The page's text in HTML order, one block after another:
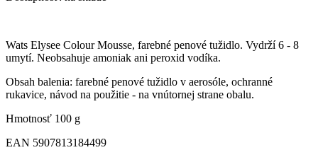
Wats Elysee Colour Mousse, farebné penové tužidlo. Vydrží 6 - 8
umytí. Neobsahuje amoniak ani peroxid vodíka.
Obsah balenia: farebné penové tužidlo v aerosóle, ochranné
rukavice, návod na použitie - na vnútornej strane obalu.
Hmotnosť 100 g
EAN 5907813184499